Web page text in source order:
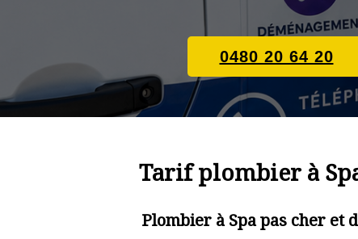
0480 20 64 20
Tarif plombier à
Plombier à Spa pas cher et